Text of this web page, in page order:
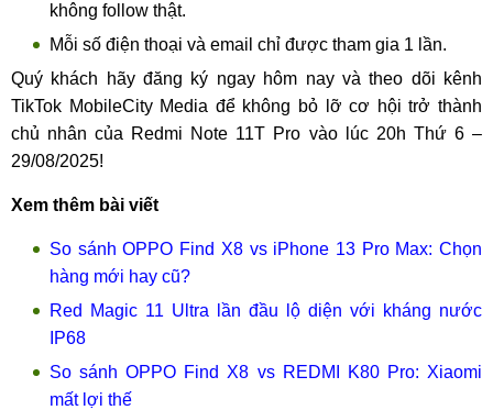
không follow thật.
Mỗi số điện thoại và email chỉ được tham gia 1 lần.
Quý khách hãy đăng ký ngay hôm nay và theo dõi kênh
TikTok MobileCity Media để không bỏ lỡ cơ hội trở thành
chủ nhân của Redmi Note 11T Pro vào lúc 20h Thứ 6 –
29/08/2025!
Xem thêm bài viết
So sánh OPPO Find X8 vs iPhone 13 Pro Max: Chọn
hàng mới hay cũ?
Red Magic 11 Ultra lần đầu lộ diện với kháng nước
IP68
So sánh OPPO Find X8 vs REDMI K80 Pro: Xiaomi
mất lợi thế